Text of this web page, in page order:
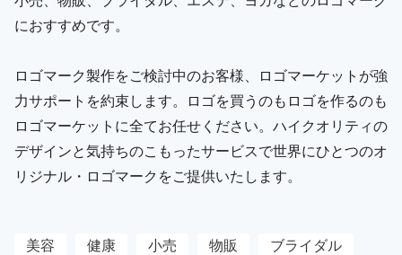
におすすめです。
ロゴマーク製作をご検討中のお客様、ロゴマーケットが強
力サポートを約束します。ロゴを買うのもロゴを作るのも
ロゴマーケットに全てお任せください。ハイクオリティの
デザインと気持ちのこもったサービスで世界にひとつのオ
リジナル・ロゴマークをご提供いたします。
美容 健康 小売 物販
ブライダル